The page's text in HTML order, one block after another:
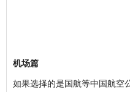
机场篇
如果选择的是国航等中国航空